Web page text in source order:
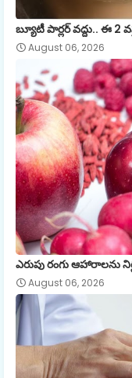
బ్యూటీ పార్లర్ వద్దు.. ఈ
August 06, 2026
ఎరుపు రంగు ఆహారాలను
August 06, 2026